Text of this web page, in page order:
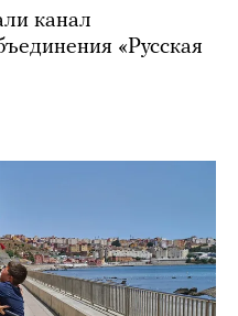
канал
«Русская